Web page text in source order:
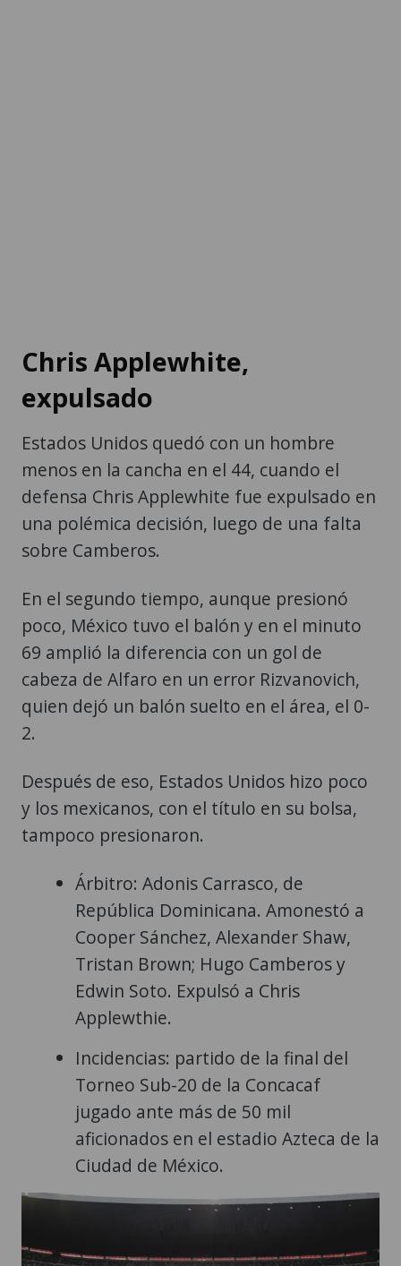
Chris Applewhite,
expulsado
Estados Unidos quedó con un hombre
menos en la cancha en el 44, cuando el
defensa Chris Applewhite fue expulsado en
una polémica decisión, luego de una falta
sobre Camberos.
En el segundo tiempo, aunque presionó
poco, México tuvo el balón y en el minuto
69 amplió la diferencia con un gol de
cabeza de Alfaro en un error Rizvanovich,
quien dejó un balón suelto en el área, el 0-
2.
Después de eso, Estados Unidos hizo poco
y los mexicanos, con el título en su bolsa,
tampoco presionaron.
Árbitro: Adonis Carrasco, de
República Dominicana. Amonestó a
Cooper Sánchez, Alexander Shaw,
Tristan Brown; Hugo Camberos y
Edwin Soto. Expulsó a Chris
Applewthie.
Incidencias: partido de la final del
Torneo Sub-20 de la Concacaf
jugado ante más de 50 mil
aficionados en el estadio Azteca de la
Ciudad de México.